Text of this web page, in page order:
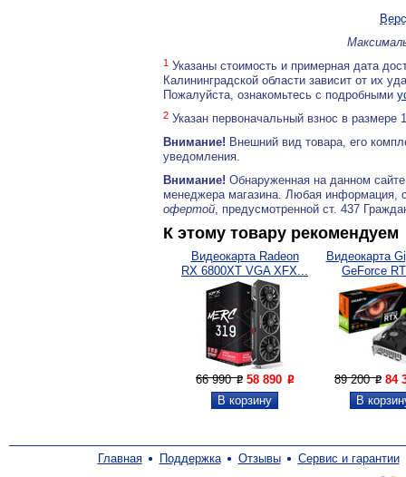
1 Указаны стоимость и примерная дата
Калининградской области зависит от их
Пожалуйста, ознакомьтесь с подробными
2 Указан первоначальный взнос в
Внимание! Внешний вид товара, его
уведомления.
Внимание! Обнаруженная на данном
менеджера магазина. Любая информация,
офертой, предусмотренной ст. 437
К этому товару рекомендуем
Видеокарта Radeon
RX 6800XT VGA XFX...
66 990P 58 890 P
Видеокарта
GeForce
89 200P 84
Главная Поддержка Отзывы Сервис и гарантии